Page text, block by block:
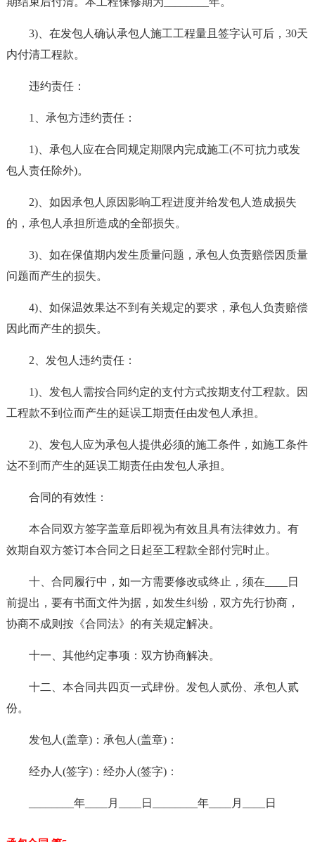
3)、在发包人确认承包人施工工程量且签字认可后，30天
内付清工程款。
违约责任：
1、承包方违约责任：
1)、承包人应在合同规定期限内完成施工(不可抗力或发
包人责任除外)。
2)、如因承包人原因影响工程进度并给发包人造成损失
的，承包人承担所造成的全部损失。
3)、如在保值期内发生质量问题，承包人负责赔偿因质量
问题而产生的损失。
4)、如保温效果达不到有关规定的要求，承包人负责赔偿
因此而产生的损失。
2、发包人违约责任：
1)、发包人需按合同约定的支付方式按期支付工程款。因
工程款不到位而产生的延误工期责任由发包人承担。
2)、发包人应为承包人提供必须的施工条件，如施工条件
达不到而产生的延误工期责任由发包人承担。
合同的有效性：
本合同双方签字盖章后即视为有效且具有法律效力。有
效期自双方签订本合同之日起至工程款全部付完时止。
十、合同履行中，如一方需要修改或终止，须在____日
前提出，要有书面文件为据，如发生纠纷，双方先行协商，
协商不成则按《合同法》的有关规定解决。
十一、其他约定事项：双方协商解决。
十二、本合同共四页一式肆份。发包人贰份、承包人贰
份。
发包人(盖章)：承包人(盖章)：
经办人(签字)：经办人(签字)：
________年____月____日________年____月____日